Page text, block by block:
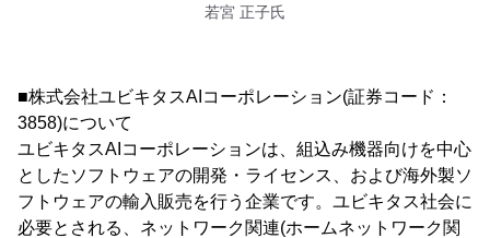
若宮 正子氏
■株式会社ユビキタスAIコーポレーション(証券コード：
3858)について
ユビキタスAIコーポレーションは、組込み機器向けを中心
としたソフトウェアの開発・ライセンス、および海外製ソ
フトウェアの輸入販売を行う企業です。ユビキタス社会に
必要とされる、ネットワーク関連(ホームネットワーク関